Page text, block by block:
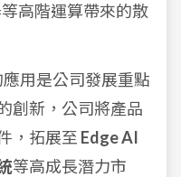
高階運算帶來的散
用是公司發展重點
創新，公司將產品
，拓展至 Edge AI
等高成長潛力市